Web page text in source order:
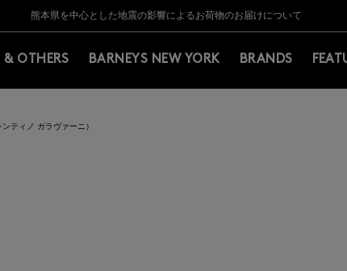
BARNEYS＞会員のお客様は11,000円（税込）以上のお買上げで常時送料無料
【夏季休業に伴う返品・交換承り一時停止のお知らせ】（2026.8.5）
熊本県を中心とした地震の影響によるお荷物のお届けについて
【開催中】SUMMER SALEのご案内・ご注意事項
BARNEYS＞会員のお客様は11,000円（税込）以上のお買上げで常時送料無料
【夏季休業に伴う返品・交換承り一時停止のお知らせ】（2026.8.5）
& OTHERS BARNEYS NEW YORK BRANDS
ティノ ガラヴァーニ）